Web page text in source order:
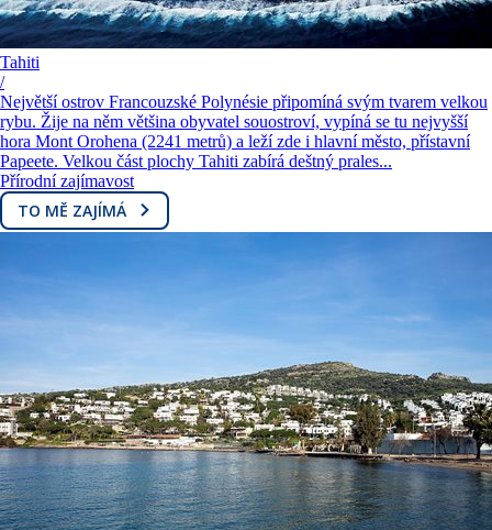
Tahiti
/
Největší ostrov Francouzské Polynésie připomíná svým tvarem velkou
rybu. Žije na něm většina obyvatel souostroví, vypíná se tu nejvyšší
hora Mont Orohena (2241 metrů) a leží zde i hlavní město, přístavní
Papeete. Velkou část plochy Tahiti zabírá deštný prales...
Přírodní zajímavost
TO MĚ ZAJÍMÁ